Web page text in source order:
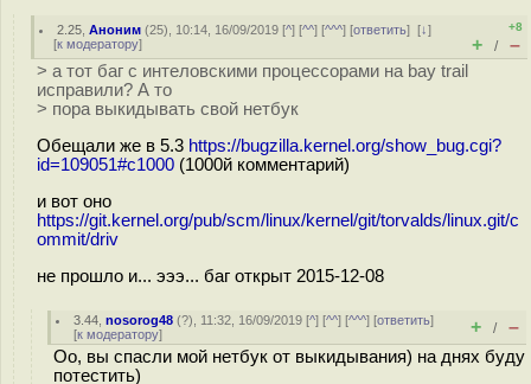
2.25 ,Аноним (25), 10:14, 16/09/2019 [^] [^^] [^^^] [ответить][↓]
[к модератору]
+8
+ / –
> а тот баг с интеловскими процессорами на bay trail
исправили? А то
> пора выкидывать свой нетбук
Обещали же в 5.3 https://bugzilla.kernel.org/show_bug.cgi?
id=109051#c1000 (1000й комментарий)
и вот оно
https://git.kernel.org/pub/scm/linux/kernel/git/torvalds/linux.git/c
ommit/driv
не прошло и... эээ... баг открыт 2015-12-08
3.44 ,nosorog48 (?), 11:32, 16/09/2019 [^] [^^] [^^^] [ответить]
[к модератору] + / –
Оо, вы спасли мой нетбук от выкидывания) на днях буду
потестить)